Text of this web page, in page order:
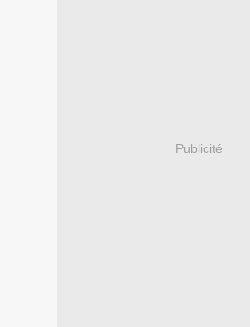
Publicité